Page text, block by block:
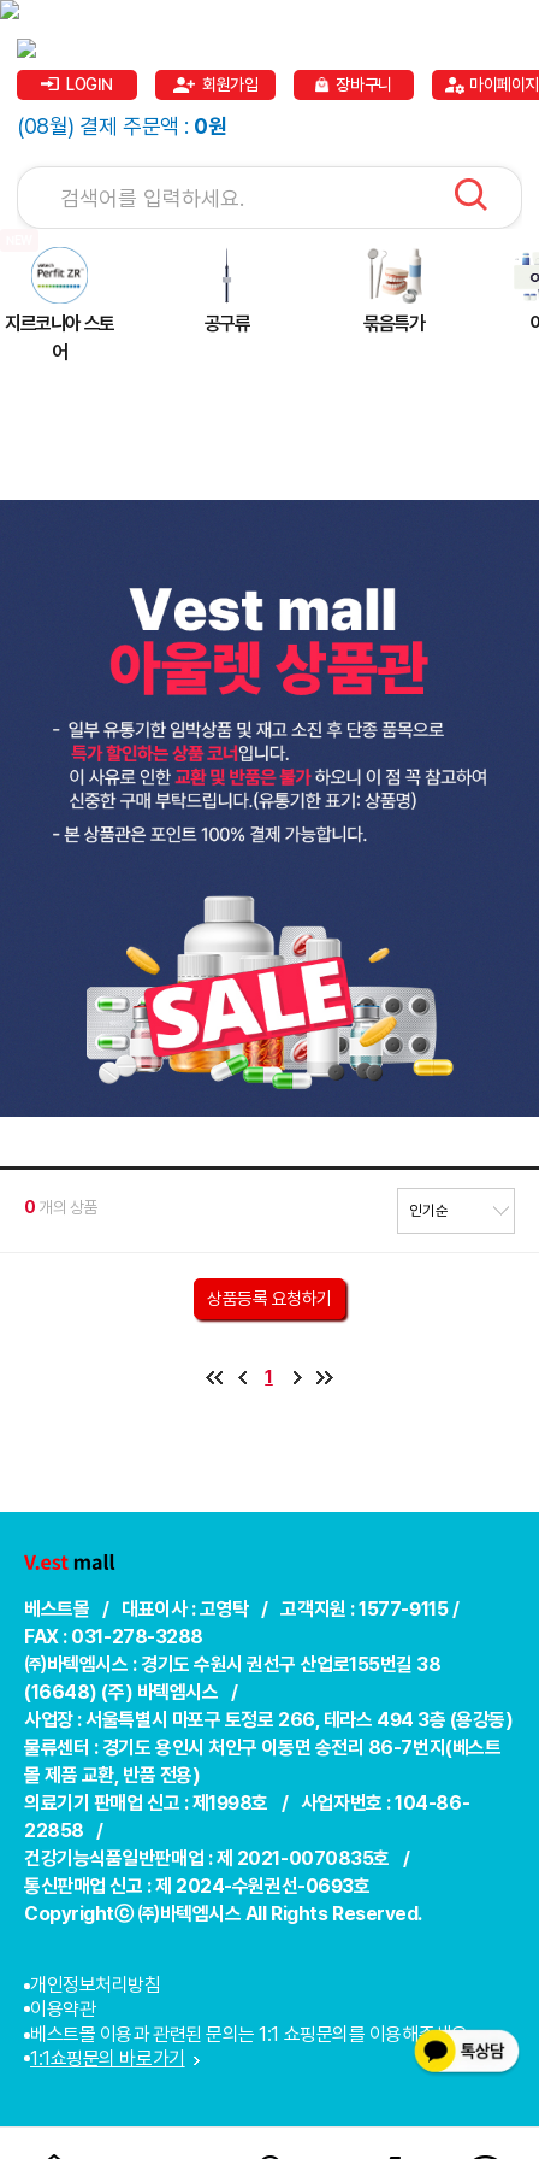
LOGIN 회원가입 장바구니 마이페이지
(08월) 결제 주문액 : 0원
지르코니아 스토
어
공구류 묶음특가
0 개의 상품
상품등록 요청하기
1
베스트몰 / 대표이사 : 고영탁 / 고객지원 : 1577-9115 /
FAX : 031-278-3288
㈜바텍엠시스 : 경기도 수원시 권선구 산업로155번길 38
(16648) (주) 바텍엠시스 /
사업장 : 서울특별시 마포구 토정로 266, 테라스 494 3층 (용강동)
물류센터 : 경기도 용인시 처인구 이동면 송전리 86-7번지(베스트
몰 제품 교환, 반품 전용)
의료기기 판매업 신고 : 제1998호 / 사업자번호 : 104-86-
22858 /
건강기능식품일반판매업 : 제 2021-0070835호 /
통신판매업 신고 : 제 2024-수원권선-0693호
Copyrightⓒ ㈜바텍엠시스 All Rights Reserved.
개인정보처리방침
이용약관
베스트몰 이용과 관련된 문의는 1:1 쇼핑문의를 이용해주세요.
1:1쇼핑문의 바로가기